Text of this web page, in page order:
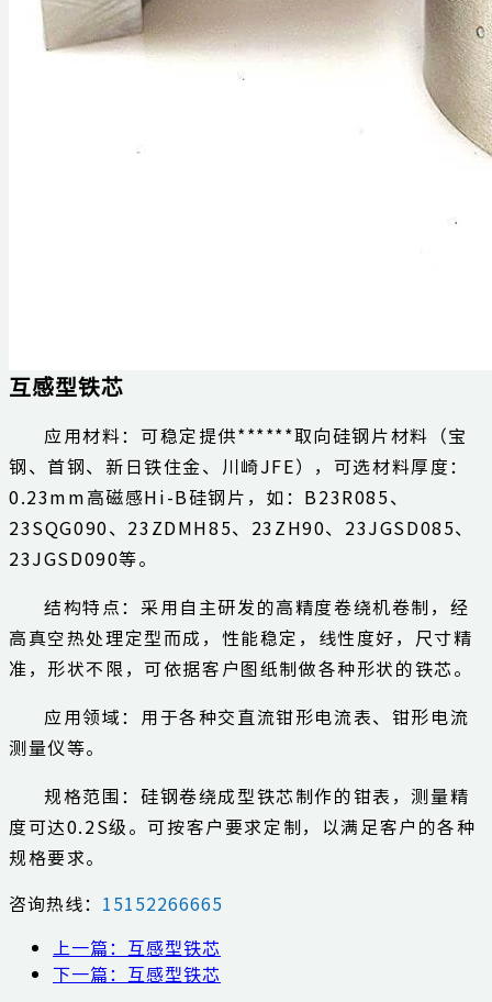
互感型铁芯
应用材料：可稳定提供******取向硅钢片材料（宝
钢、首钢、新日铁住金、川崎JFE），可选材料厚度：
0.23mm高磁感Hi-B硅钢片，如：B23R085、
23SQG090、23ZDMH85、23ZH90、23JGSD085、
23JGSD090等。
结构特点：采用自主研发的高精度卷绕机卷制，经
高真空热处理定型而成，性能稳定，线性度好，尺寸精
准，形状不限，可依据客户图纸制做各种形状的铁芯。
应用领域：用于各种交直流钳形电流表、钳形电流
测量仪等。
规格范围：硅钢卷绕成型铁芯制作的钳表，测量精
度可达0.2S级。可按客户要求定制，以满足客户的各种
规格要求。
咨询热线： 15152266665
上一篇：互感型铁芯
下一篇：互感型铁芯